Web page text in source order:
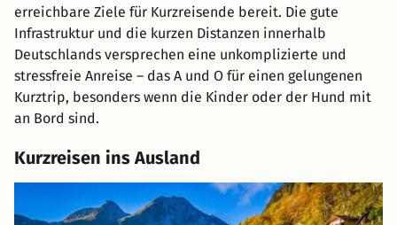
erreichbare Ziele für Kurzreisende bereit. Die gute
Infrastruktur und die kurzen Distanzen innerhalb
Deutschlands versprechen eine unkomplizierte und
stressfreie Anreise – das A und O für einen gelungenen
Kurztrip, besonders wenn die Kinder oder der Hund mit
an Bord sind.
Kurzreisen ins Ausland